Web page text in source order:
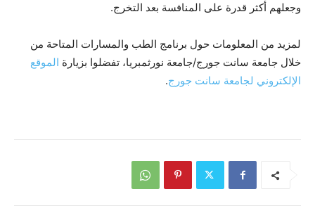
وجعلهم أكثر قدرة على المنافسة بعد التخرج.
لمزيد من المعلومات حول برنامج الطب والمسارات المتاحة من
خلال جامعة سانت جورج/جامعة نورثمبريا، تفضلوا بزيارة الموقع
الإلكتروني لجامعة سانت جورج.